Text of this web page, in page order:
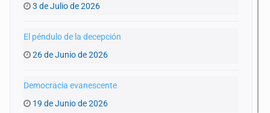
3 de Julio de 2026
El péndulo de la decepción
26 de Junio de 2026
Democracia evanescente
19 de Junio de 2026